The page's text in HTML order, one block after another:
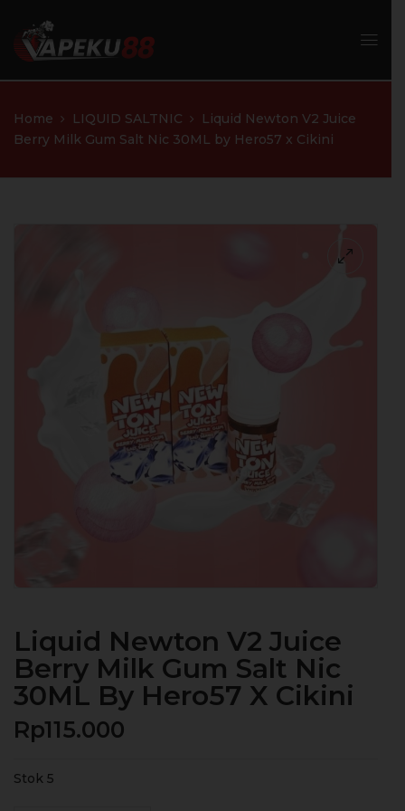
Home LIQUID SALTNIC
Liquid Newton V2 Juice
Berry Milk Gum Salt Nic 30ML by Hero57 x Cikini
Liquid Newton V2 Juice
Berry Milk Gum Salt Nic
30ML By Hero57 X Cikini
Rp115.000
Stok 5